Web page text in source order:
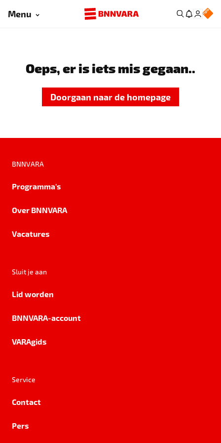
Menu
Oeps, er is iets mis gegaan..
Doorgaan naar de homepage
BNNVARA
Programma's
Over BNNVARA
Vacatures
Sluit je aan
Lid worden
BNNVARA-account
VARAgids
Service
Contact
Pers